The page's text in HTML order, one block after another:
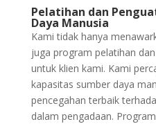
Pelatihan dan
Daya Manusia
Kami tidak hanya
juga program pelatihan
untuk klien kami. Kami
kapasitas sumber daya
pencegahan terbaik
dalam pengadaan.